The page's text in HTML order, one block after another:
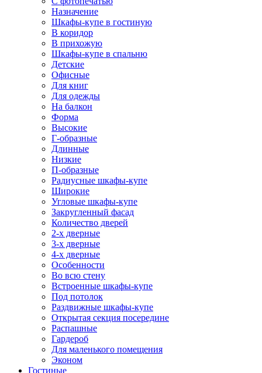
Назначение
Шкафы-купе в гостиную
В коридор
В прихожую
Шкафы-купе в спальню
Детские
Офисные
Для книг
Для одежды
На балкон
Форма
Высокие
Г-образные
Длинные
Низкие
П-образные
Радиусные шкафы-купе
Широкие
Угловые шкафы-купе
Закругленный фасад
Количество дверей
2-х дверные
3-х дверные
4-х дверные
Особенности
Во всю стену
Встроенные шкафы-купе
Под потолок
Раздвижные шкафы-купе
Открытая секция посередине
Распашные
Гардероб
Для маленького помещения
Эконом
Гостиные